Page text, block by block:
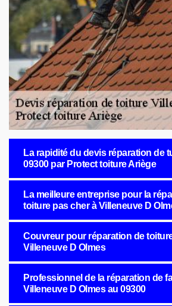
La rapidité du devis réparation de
09300 par Protect toiture Ariège
La meilleure entreprise pour la
toiture pas cher à Villeneuve D
Couvreur pour réparation de
Villeneuve D Olmes
Professionnel de la réparation de
Villeneuve D Olmes au 09300